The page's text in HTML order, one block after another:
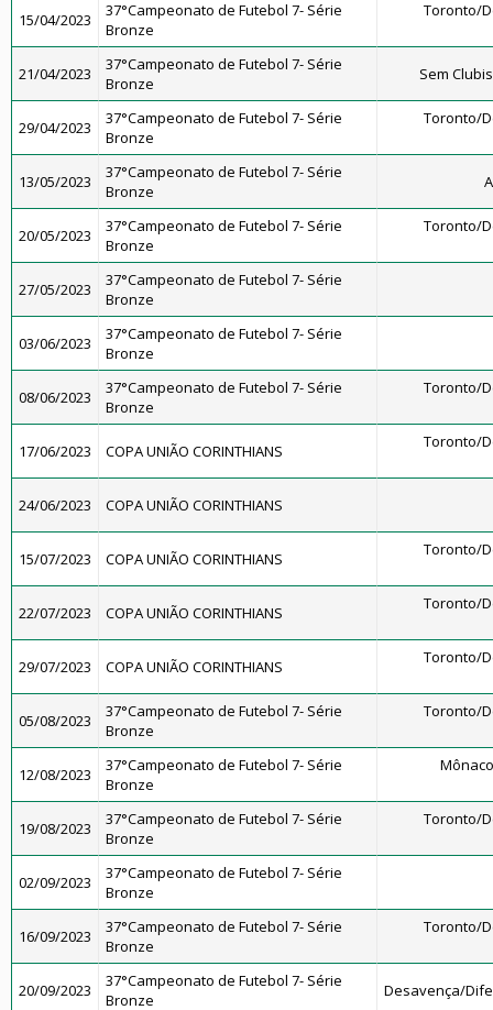
15/04/2023
37°Campeonato de Futebol 7- Série
Bronze
Toronto/
21/04/2023
37°Campeonato de Futebol 7- Série
Bronze
Sem
29/04/2023
37°Campeonato de Futebol 7- Série
Bronze
Toronto/
13/05/2023
37°Campeonato de Futebol 7- Série
Bronze
20/05/2023
37°Campeonato de Futebol 7- Série
Bronze
Toronto/
27/05/2023
37°Campeonato de Futebol 7- Série
Bronze
03/06/2023
37°Campeonato de Futebol 7- Série
Bronze
08/06/2023
37°Campeonato de Futebol 7- Série
Bronze
Toronto/
17/06/2023 COPA UNIÃO CORINTHIANS Toronto/
24/06/2023 COPA UNIÃO CORINTHIANS
15/07/2023 COPA UNIÃO CORINTHIANS Toronto/
22/07/2023 COPA UNIÃO CORINTHIANS Toronto/
29/07/2023 COPA UNIÃO CORINTHIANS Toronto/
05/08/2023
37°Campeonato de Futebol 7- Série
Bronze
Toronto/
12/08/2023
37°Campeonato de Futebol 7- Série
Bronze
19/08/2023
37°Campeonato de Futebol 7- Série
Bronze
Toronto/
02/09/2023
37°Campeonato de Futebol 7- Série
Bronze
16/09/2023
37°Campeonato de Futebol 7- Série
Bronze
Toronto/
20/09/2023
37°Campeonato de Futebol 7- Série
Bronze
Desavença/